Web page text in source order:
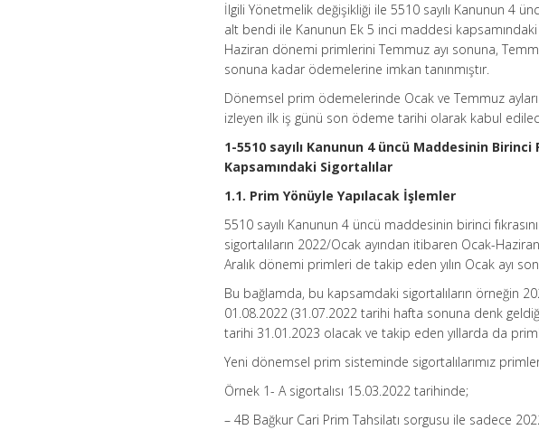
İlgili Yönetmelik değişikliği ile 5510 sayılı Kanunun 4
alt bendi ile Kanunun Ek 5 inci maddesi
Haziran dönemi primlerini Temmuz ayı sonuna,
sonuna kadar ödemelerine imkan tanınmıştır.
Dönemsel prim ödemelerinde Ocak ve Temmuz
izleyen ilk iş günü son ödeme tarihi olarak kabul
1-5510 sayılı Kanunun 4 üncü Maddesinin
Kapsamındaki Sigortalılar
1.1. Prim Yönüyle Yapılacak İşlemler
5510 sayılı Kanunun 4 üncü maddesinin birinci
sigortalıların 2022/Ocak ayından itibaren Ocak-
Aralık dönemi primleri de takip eden yılın Ocak ayı
Bu bağlamda, bu kapsamdaki sigortalıların örneğin
01.08.2022 (31.07.2022 tarihi hafta sonuna denk
tarihi 31.01.2023 olacak ve takip eden yıllarda da
Yeni dönemsel prim sisteminde sigortalılarımız
Örnek 1- A sigortalısı 15.03.2022 tarihinde;
– 4B Bağkur Cari Prim Tahsilatı sorgusu ile sadece